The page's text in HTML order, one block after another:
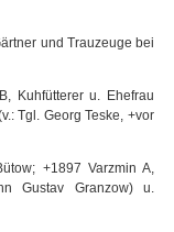
und Trauzeuge bei
Kuhfütterer u. Ehefrau
Tgl. Georg Teske, +vor
+1897 Varzmin A,
Gustav Granzow) u.